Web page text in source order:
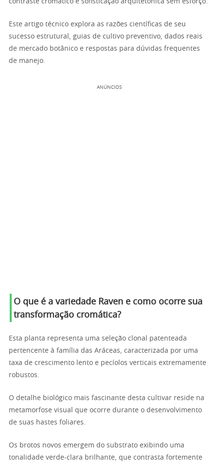
contraste cromático e sofisticação arquitetônica sem esforço.
Este artigo técnico explora as razões científicas de seu
sucesso estrutural, guias de cultivo preventivo, dados reais
de mercado botânico e respostas para dúvidas frequentes
de manejo.
ANÚNCIOS
O que é a variedade Raven e como ocorre sua
transformação cromática?
Esta planta representa uma seleção clonal patenteada
pertencente à família das Aráceas, caracterizada por uma
taxa de crescimento lento e pecíolos verticais extremamente
robustos.
O detalhe biológico mais fascinante desta cultivar reside na
metamorfose visual que ocorre durante o desenvolvimento
de suas hastes foliares.
Os brotos novos emergem do substrato exibindo uma
tonalidade verde-clara brilhante, que contrasta fortemente